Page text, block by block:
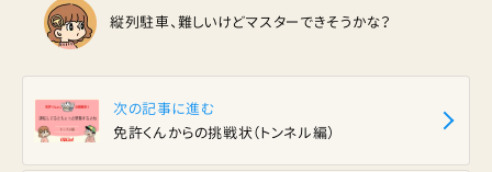
縦列駐車、難しいけどマスターできそうかな？
次の記事に進む
免許くんからの挑戦状（トンネル編）